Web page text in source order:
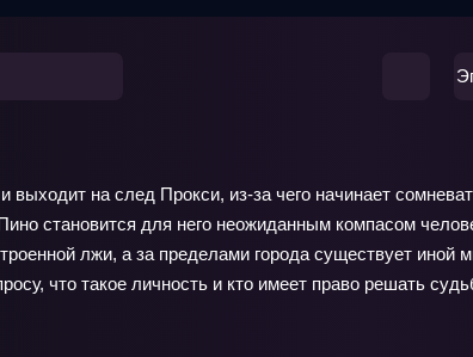
выходит на след Прокси, из-за чего начинает
становится для него неожиданным компасом
лжи, а за пределами города существует
что такое личность и кто имеет право решать